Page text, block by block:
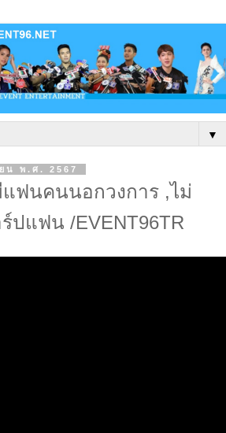
▼
น พ.ศ. 2567
ฟนคนนอกวงการ ,ไม่
ปแฟน /EVENT96TR